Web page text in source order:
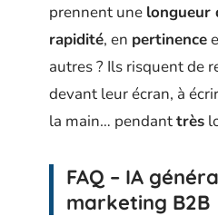
prennent une longueur
rapidité, en pertinence
autres ? Ils risquent de
devant leur écran, à
la main… pendanttrès
FAQ – IA
marketing B2B